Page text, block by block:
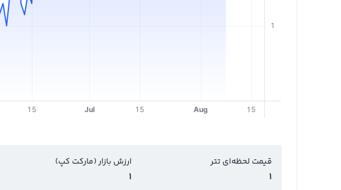
قیمت لحظه‌ای تتر
1
ارزش بازار (مارکت کپ)
1